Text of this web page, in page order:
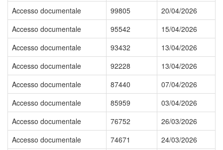
Accesso documentale
99805
20/04/2026
Accesso documentale
95542
15/04/2026
Accesso documentale
93432
13/04/2026
Accesso documentale
92228
13/04/2026
Accesso documentale
87440
07/04/2026
Accesso documentale
85959
03/04/2026
Accesso documentale
76752
26/03/2026
Accesso documentale
74671
24/03/2026